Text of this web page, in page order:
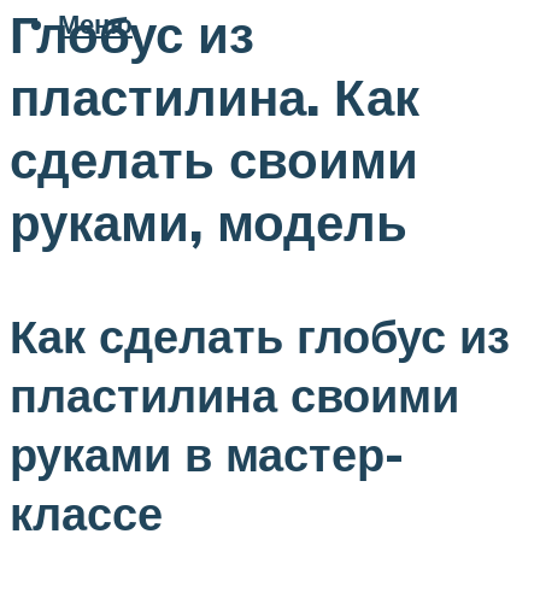
Меню
Глобус из
пластилина. Как
сделать своими
руками, модель
Как сделать глобус из
пластилина своими
руками в мастер-
классе